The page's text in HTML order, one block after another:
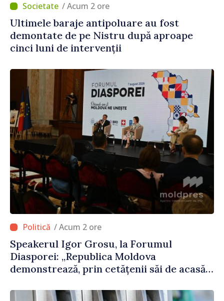
/ Acum 2 ore
Ultimele baraje antipoluare au fost
demontate de pe Nistru după aproape
cinci luni de intervenții
/ Acum 2 ore
Speakerul Igor Grosu, la Forumul
Diasporei: „Republica Moldova
demonstrează, prin cetățenii săi de acasă
parte a marii familii europene”